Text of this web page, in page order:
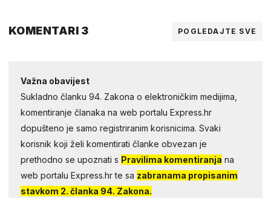
KOMENTARI 3 POGLEDAJTE SVE
Važna obavijest
Sukladno članku 94. Zakona o elektroničkim medijima,
komentiranje članaka na web portalu Express.hr
dopušteno je samo registriranim korisnicima. Svaki
korisnik koji želi komentirati članke obvezan je
prethodno se upoznati s Pravilima komentiranja na
web portalu Express.hr te sa zabranama propisanim
stavkom 2. članka 94. Zakona.